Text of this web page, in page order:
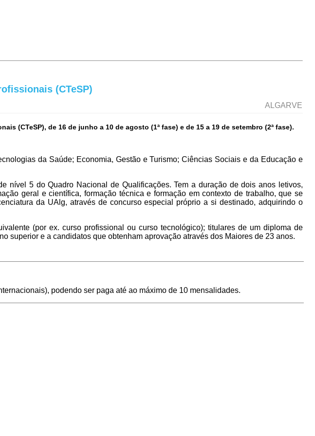
(CTeSP)
ALGARVE
(CTeSP), de 16 de junho a 10 de agosto (1ª fase) e de 15 a 19 de setembro (2ª fase).
da Saúde; Economia, Gestão e Turismo; Ciências Sociais e da Educação e
nível 5 do Quadro Nacional de Qualificações. Tem a duração de dois anos letivos,
geral e científica, formação técnica e formação em contexto de trabalho, que se
da UAlg, através de concurso especial próprio a si destinado, adquirindo o
(por ex. curso profissional ou curso tecnológico); titulares de um diploma de
superior e a candidatos que obtenham aprovação através dos Maiores de 23 anos.
podendo ser paga até ao máximo de 10 mensalidades.